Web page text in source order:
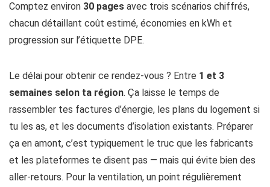
Comptez environ 30 pages avec trois scénarios chiffrés,
chacun détaillant coût estimé, économies en kWh et
progression sur l’étiquette DPE.
Le délai pour obtenir ce rendez-vous ? Entre 1 et 3
semaines selon ta région. Ça laisse le temps de
rassembler tes factures d’énergie, les plans du logement si
tu les as, et les documents d’isolation existants. Préparer
ça en amont, c’est typiquement le truc que les fabricants
et les plateformes te disent pas — mais qui évite bien des
aller-retours. Pour la ventilation, un point régulièrement